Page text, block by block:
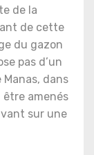
de la
de cette
du gazon
pas d’un
dans
être amenés
sur une